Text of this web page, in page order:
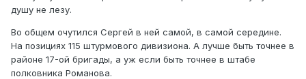
душу не лезу.
Во общем очутился Сергей в ней самой, в самой середине.
На позициях 115 штурмового дивизиона. А лучше быть точнее в
районе 17-ой бригады, а уж если быть точнее в штабе
полковника Романова.